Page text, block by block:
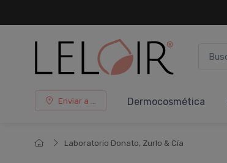
Enviar a ... Dermocosmética
Laboratorio Donato, Zurlo & Cía